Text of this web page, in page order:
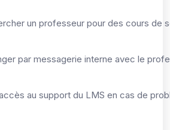
un professeur pour des cours de
par messagerie interne avec le
au support du LMS en cas de